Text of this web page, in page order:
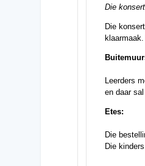
Die
Die
Leerders
en daar
Etes:
Die
Die